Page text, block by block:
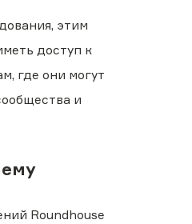
этим
доступ к
где они могут
и
Roundhouse